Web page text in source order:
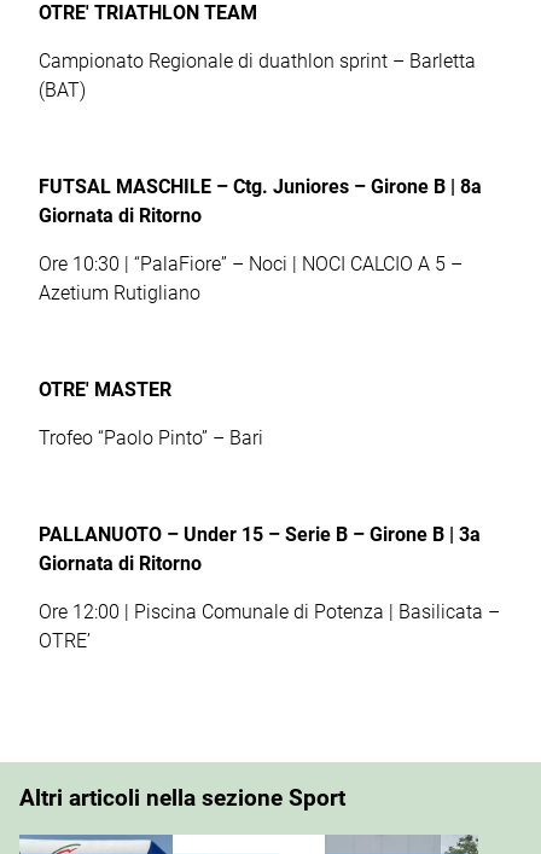
OTRE' TRIATHLON TEAM
Campionato Regionale di duathlon sprint – Barletta
(BAT)
FUTSAL MASCHILE – Ctg. Juniores – Girone B | 8a
Giornata di Ritorno
Ore 10:30 | “PalaFiore” – Noci | NOCI CALCIO A 5 –
Azetium Rutigliano
OTRE' MASTER
Trofeo “Paolo Pinto” – Bari
PALLANUOTO – Under 15 – Serie B – Girone B | 3a
Giornata di Ritorno
Ore 12:00 | Piscina Comunale di Potenza | Basilicata –
OTRE’
Altri articoli nella sezione Sport